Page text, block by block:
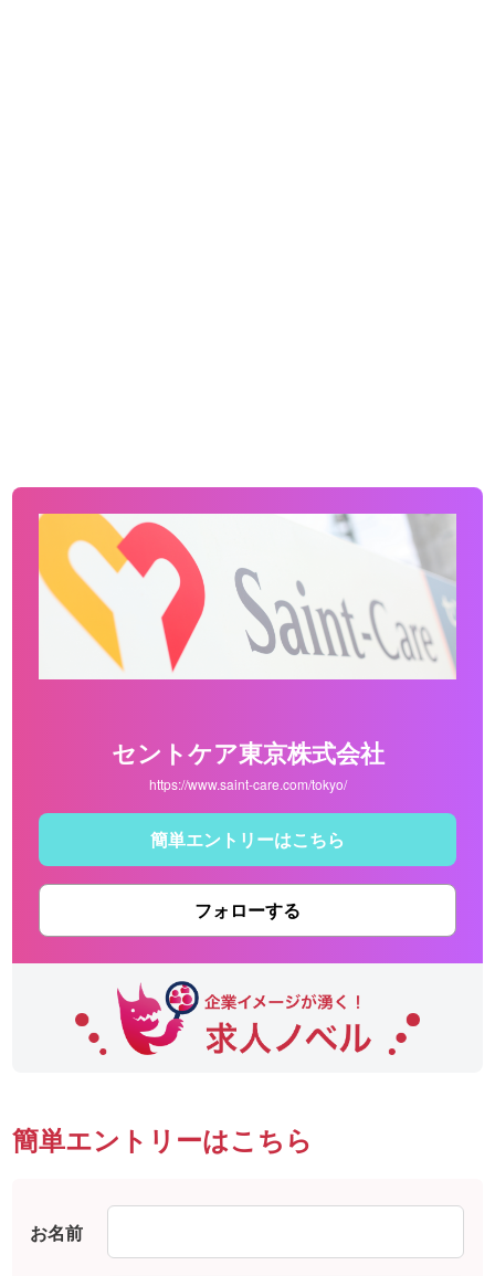
セントケア東京株式会社
https://www.saint-care.com/tokyo/
簡単エントリーはこちら
フォローする
簡単エントリーはこちら
お名前